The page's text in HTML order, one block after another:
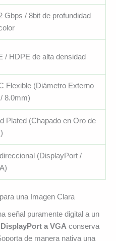
Gbps / 8bit de profundidad
/ HDPE de alta densidad
Flexible (Diámetro Externo
8.0mm)
Plated (Chapado en Oro de
(DisplayPort /
una Imagen Clara
señal puramente digital a un
a VGA conserva
de manera nativa una